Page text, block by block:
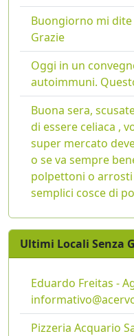
Buongiorno mi
Grazie
Oggi in un
autoimmuni.
Buona sera,
di essere celiaca ,
super mercato
o se va sempre
polpettoni o
semplici cosce di
Ultimi Locali Senza
Eduardo Freitas -
Pizzeria Acquario